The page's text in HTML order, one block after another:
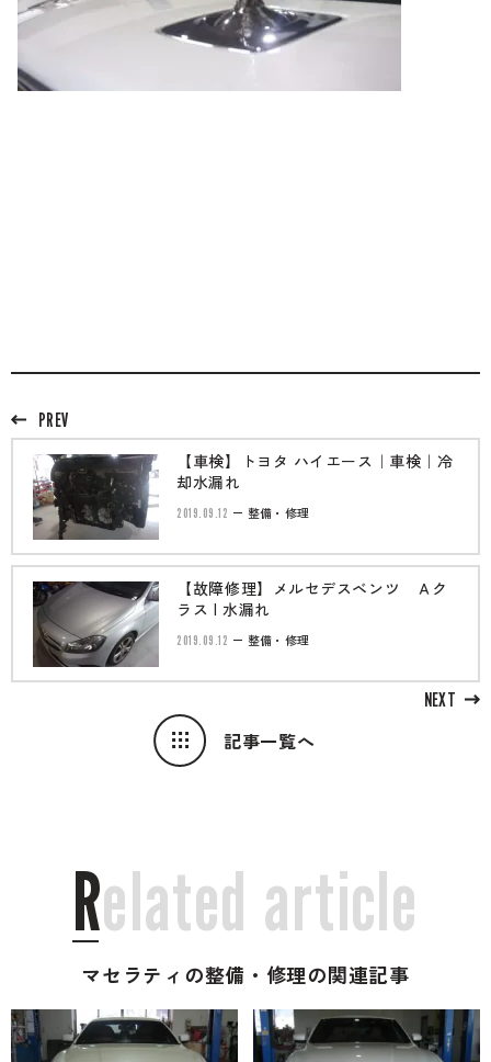
PREV
【車検】トヨタ ハイエース｜車検｜冷
却水漏れ
2019.09.12 整備・修理
記事一覧へ
NEXT
【故障修理】メルセデスベンツ Ａク
ラス | 水漏れ
2019.09.12 整備・修理
Related article
マセラティの整備・修理の関連記事